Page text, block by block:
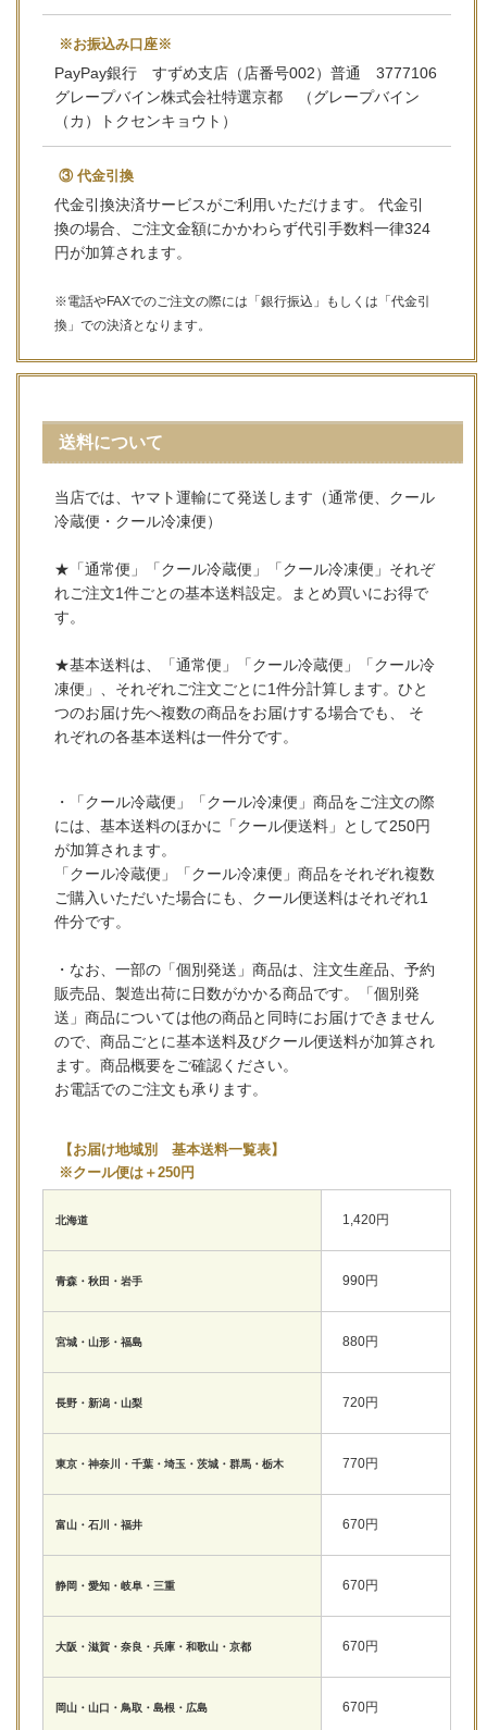
※お振込み口座※
PayPay銀行 すずめ支店（店番号002）普通 3777106
グレープバイン株式会社特選京都 （グレープバイン
（カ）トクセンキョウト）
③ 代金引換
代金引換決済サービスがご利用いただけます。 代金引
換の場合、ご注文金額にかかわらず代引手数料一律324
円が加算されます。
※電話やFAXでのご注文の際には「銀行振込」もしくは「代金引
換」での決済となります。
送料について
当店では、ヤマト運輸にて発送します（通常便、クール
冷蔵便・クール冷凍便）
★「通常便」「クール冷蔵便」「クール冷凍便」それぞ
れご注文1件ごとの基本送料設定。まとめ買いにお得で
す。
★基本送料は、「通常便」「クール冷蔵便」「クール冷
凍便」、それぞれご注文ごとに1件分計算します。ひと
つのお届け先へ複数の商品をお届けする場合でも、 そ
れぞれの各基本送料は一件分です。
・「クール冷蔵便」「クール冷凍便」商品をご注文の際
には、基本送料のほかに「クール便送料」として250円
が加算されます。
「クール冷蔵便」「クール冷凍便」商品をそれぞれ複数
ご購入いただいた場合にも、クール便送料はそれぞれ1
件分です。
・なお、一部の「個別発送」商品は、注文生産品、予約
販売品、製造出荷に日数がかかる商品です。「個別発
送」商品については他の商品と同時にお届けできません
ので、商品ごとに基本送料及びクール便送料が加算され
ます。商品概要をご確認ください。
お電話でのご注文も承ります。
【お届け地域別 基本送料一覧表】
※クール便は＋250円
北海道 1,420円
青森・秋田・岩手 990円
宮城・山形・福島 880円
長野・新潟・山梨 720円
東京・神奈川・千葉・埼玉・茨城・群馬・栃木 770円
富山・石川・福井 670円
静岡・愛知・岐阜・三重 670円
大阪・滋賀・奈良・兵庫・和歌山・京都 670円
岡山・山口・鳥取・島根・広島 670円